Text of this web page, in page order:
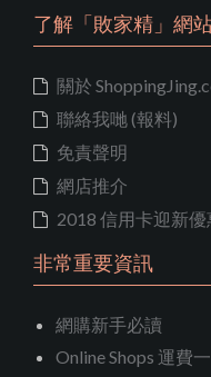
了解「敗家精」網
關於
聯絡我哋 (報料)
免責聲明
網店推介
2018 信用卡迎新優
非常重要資訊
網購新手必讀
Online Shops 運費